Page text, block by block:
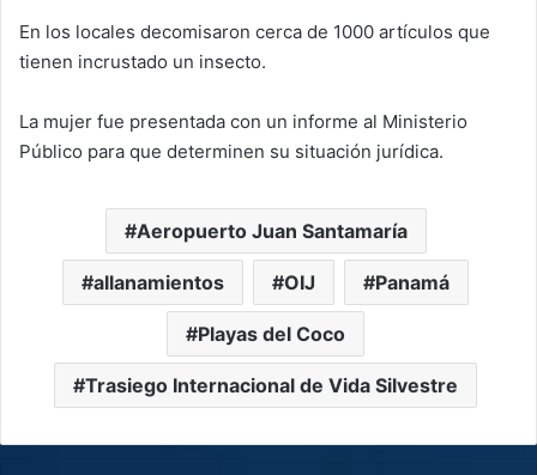
En los locales decomisaron cerca de 1000 artículos que
tienen incrustado un insecto.
La mujer fue presentada con un informe al Ministerio
Público para que determinen su situación jurídica.
Aeropuerto Juan Santamaría
allanamientos OIJ Panamá
Playas del Coco
Trasiego Internacional de Vida Silvestre